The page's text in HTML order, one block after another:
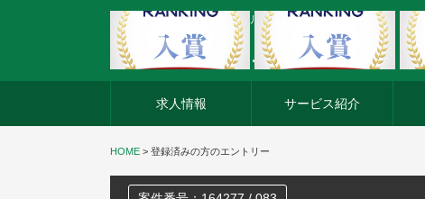
外資系企業の転職・キャリア転職ならアージスジャパン
求人情報 サービス紹介
HOME > 登録済みの方のエントリー